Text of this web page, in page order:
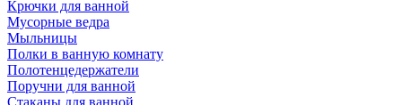
Крючки для ванной
Мусорные ведра
Мыльницы
Полки в ванную комнату
Полотенцедержатели
Поручни для ванной
Стаканы для ванной